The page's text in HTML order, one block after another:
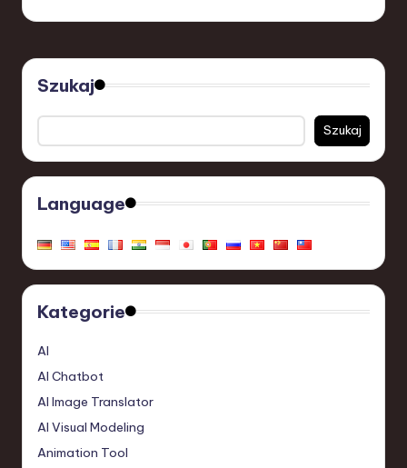
Szukaj
Szukaj
Language
Kategorie
AI
AI Chatbot
AI Image Translator
AI Visual Modeling
Animation Tool